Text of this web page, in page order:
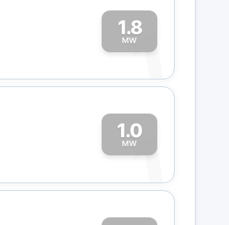
1.8
MW
1
1.0
MW
1